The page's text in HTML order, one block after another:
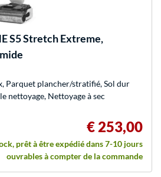
S5 Stretch Extreme,
Parquet plancher/stratifié, Sol dur
nettoyage, Nettoyage à sec
€ 253,00
prêt à être expédié dans 7-10 jours
ouvrables à compter de la commande